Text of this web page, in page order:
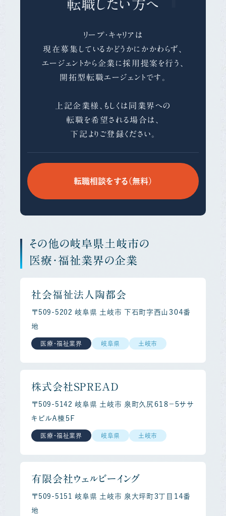
転職したい方へ
リープ・キャリアは
現在募集しているかどうかにかかわらず、
エージェントから企業に採用提案を行う、
開拓型転職エージェントです。
上記企業様、もしくは同業界への
転職を希望される場合は、
下記よりご登録ください。
転職相談をする（無料）
その他の岐阜県土岐市の
医療・福祉業界の企業
社会福祉法人陶都会
〒509-5202 岐阜県 土岐市 下石町字西山３０４番
地
医療・福祉業界 岐阜県 土岐市
株式会社ＳＰＲＥＡＤ
〒509-5142 岐阜県 土岐市 泉町久尻６１８－５ササ
キビルＡ棟５Ｆ
医療・福祉業界 岐阜県 土岐市
有限会社ウェルビーイング
〒509-5151 岐阜県 土岐市 泉大坪町３丁目１４番
地